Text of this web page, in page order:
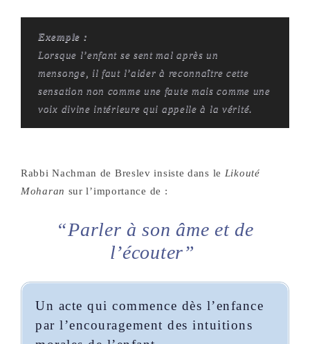
Exemple :
Lorsque l’enfant se sent mal après un
mensonge, il faut l’aider à reconnaître cette
sensation non comme une faute mais comme une
voix divine intérieure qui appelle à la vérité.
Rabbi Nachman de Breslev insiste dans le Likouté
Moharan sur l’importance de :
“parler à son âme et de
l’écouter”
Un acte qui commence dès l’enfance
par l’encouragement des intuitions